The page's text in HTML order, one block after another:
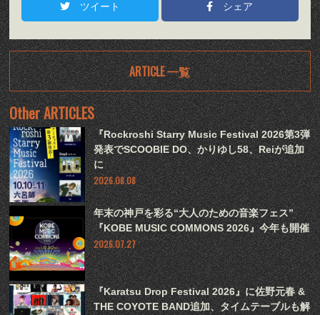
ツイート シェア
ARTICLE 一覧
Other ARTICLES
『Rockroshi Starry Music Festival 2026第3弾
発表でSCOOBIE DO、かりゆし58、Reiが追加
に
2026.08.08
年末の神戸を彩る“大人のための音楽フェス”
『KOBE MUSIC COMMONS 2026』今年も開催
2026.07.27
『Karatsu Drop Festival 2026』に佐野元春 &
THE COYOTE BAND追加、タイムテーブルも解